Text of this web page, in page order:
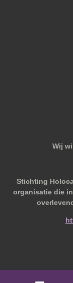
Wij
Stichting
organisatie die